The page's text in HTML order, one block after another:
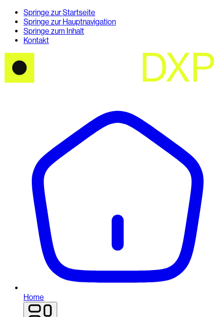
Springe zur Startseite
Springe zur Hauptnavigation
Springe zum Inhalt
Kontakt
Home